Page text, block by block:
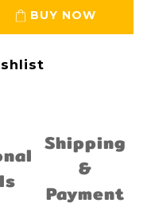
BUY NOW
Shipping
&
Payment